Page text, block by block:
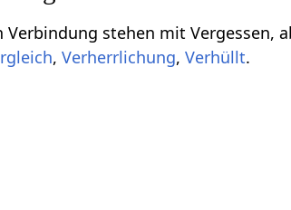
aber dich vielleicht interessieren können,
, ,
.